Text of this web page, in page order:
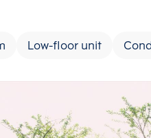
Low-floor unit
units
1